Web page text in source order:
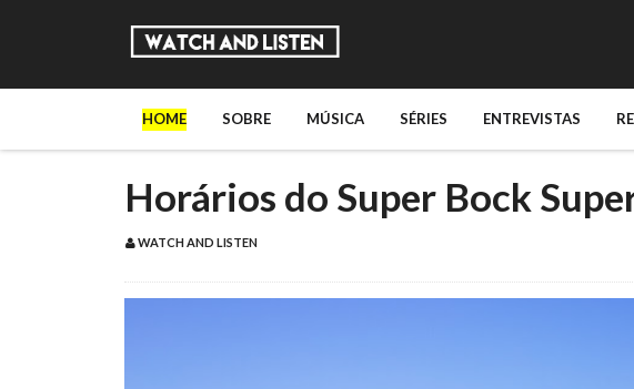
HOME SOBRE MÚSICA SÉRIES ENTREVISTAS
Horários do Super Bock
WATCH AND LISTEN